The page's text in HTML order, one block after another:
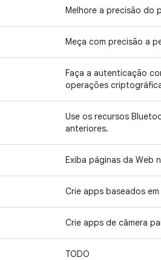
Melhore a precisão do
Meça com precisão a
Faça a autenticação
operações
Use os recursos
anteriores.
Exiba páginas da Web
Crie apps baseados
Crie apps de câmera
TODO